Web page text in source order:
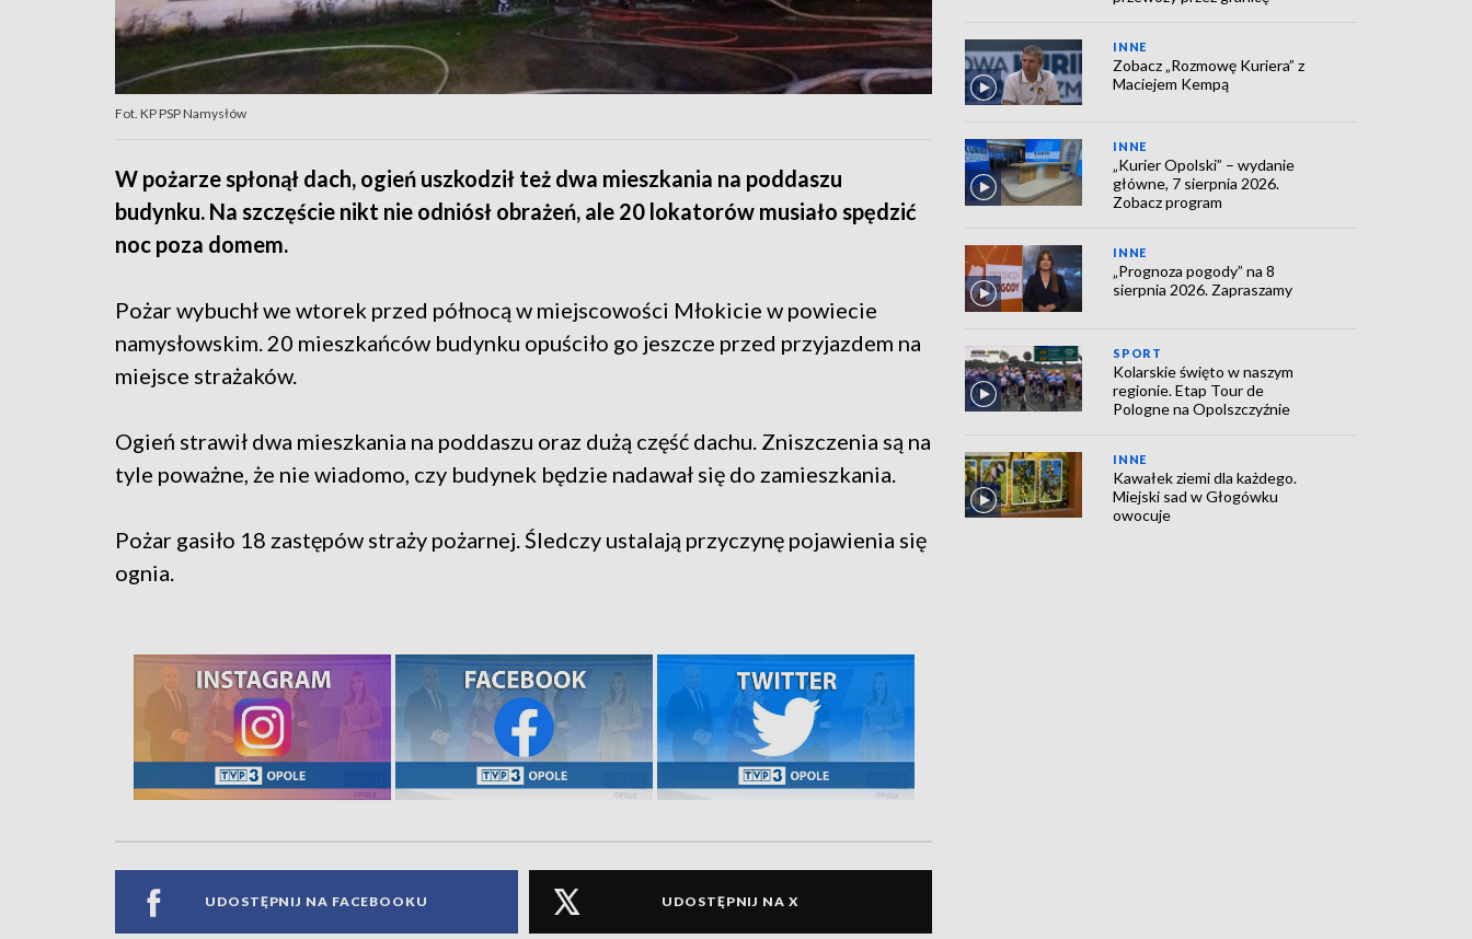
Fot. KP PSP Namysłów
W pożarze spłonął dach, ogień uszkodził też dwa mieszkania na poddaszu
budynku. Na szczęście nikt nie odniósł obrażeń, ale 20 lokatorów musiało spędzić
noc poza domem.
Pożar wybuchł we wtorek przed północą w miejscowości Młokicie w powiecie
namysłowskim. 20 mieszkańców budynku opuściło go jeszcze przed przyjazdem na
miejsce strażaków.
Ogień strawił dwa mieszkania na poddaszu oraz dużą część dachu. Zniszczenia są na
tyle poważne, że nie wiadomo, czy budynek będzie nadawał się do zamieszkania.
Pożar gasiło 18 zastępów straży pożarnej. Śledczy ustalają przyczynę pojawienia się
ognia.
UDOSTĘPNIJ NA FACEBOOKU UDOSTĘPNIJ NA X
INNE
Zobacz „Rozmowę Kuriera” z
Maciejem Kempą
INNE
„Kurier Opolski” – wydanie
główne, 7 sierpnia 2026.
Zobacz program
INNE
„Prognoza pogody” na 8
sierpnia 2026. Zapraszamy
SPORT
Kolarskie święto w naszym
regionie. Etap Tour de
Pologne na Opolszczyźnie
INNE
Kawałek ziemi dla każdego.
Miejski sad w Głogówku
owocuje